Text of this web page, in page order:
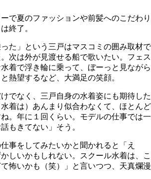
で夏のファッションや前髪へのこだわり
終了。
った」という三戸はマスコミの囲み取材で
。次は外が見渡せる船で歌いたい。フェス
着で浮き輪に乗って、ぼーっと見ながら
熱望するなど、大満足の笑顔。
でなく、三戸自身の水着姿にも期待した
着は）あんまり似合わなくて、ほとんど
。年に１回くらい。モデルの仕事では一
もきてない」そう。
事をしてみたいかと聞かれると「え
しいかもしれない。スクール水着は、こ
怖いかも（笑）」と言いつつ、天真爛漫